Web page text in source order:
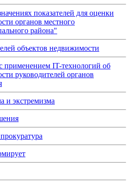
показателей для оценки
органов местного
района"
объектов недвижимости
применением IT-технологий об
руководителей органов
и экстремизма